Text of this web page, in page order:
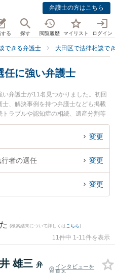
弁護士の方はこちら
る 探す 閲覧履歴 マイリスト ログイン
できる弁護士 大田区で法律相談で
任に強い弁護士
弁護士が11名見つかりました。初回
、解決事例を持つ弁護士なども掲載
ラブルや認知症の相続、遺産分割等
です。特に法律事務所アヴァンティ
大串 亮平弁護士、京浜蒲田法律事務所
任のトラブル解決の実績豊富な近く
遺言執行者の選任を法律相談できる
でお困りの相談者さんにおすすめで
変更
者の選任 変更
変更
(検索結果について詳しくは こちら)
11件中 1-11件を表示
雄三 弁
インタビューを